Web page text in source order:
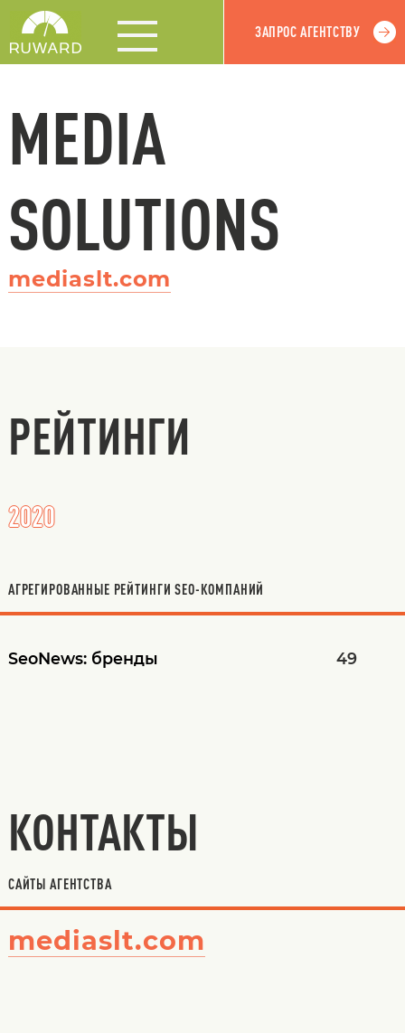
ЗАПРОС АГЕНТСТВУ
MEDIA
SOLUTIONS
mediaslt.com
РЕЙТИНГИ
2020
АГРЕГИРОВАННЫЕ РЕЙТИНГИ SEO-КОМПАНИЙ
SeoNews: бренды 49
КОНТАКТЫ
САЙТЫ АГЕНТСТВА
mediaslt.com